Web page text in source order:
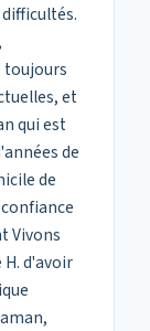
et
qui est
de
de
Vivons
H. d'avoir